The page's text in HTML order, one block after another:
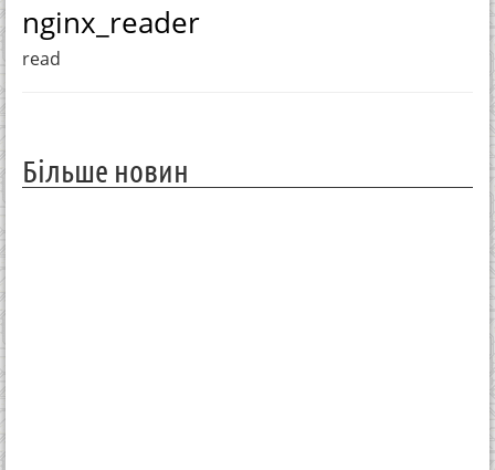
nginx_reader
read
Більше новин